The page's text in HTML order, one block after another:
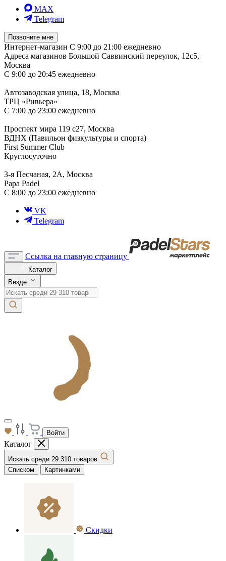
MAX
Telegram
Позвоните мне
Интернет-магазин С 9:00 до 21:00 ежедневно
Адреса магазинов Большой Саввинский переулок, 12с5,
Москва
С 9:00 до 20:45 ежедневно
Автозаводская улица, 18, Москва
ТРЦ «Ривьера»
С 7:00 до 23:00 ежедневно
Проспект мира 119 с27, Москва
ВДНХ (Павильон физкультуры и спорта)
First Summer Club
Круглосуточно
3-я Песчаная, 2А, Москва
Papa Padel
С 8:00 до 23:00 ежедневно
VK
Telegram
Ссылка на главную страницу
Каталог
Везде
Войти
Каталог
Искать среди 29 310 товаров
Списком
Картинками
Скидки